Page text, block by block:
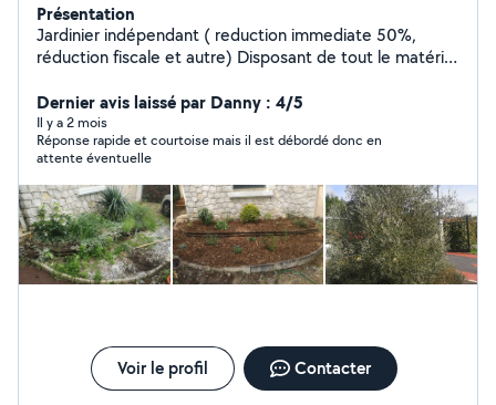
Présentation
Jardinier indépendant ( reduction immediate 50%,
réduction fiscale et autre) Disposant de tout le matériel
remorque pour évacuation. Je travail 1 jour par semaine
dans un moulin classé ou je gère les espaces vert et la
piscine il me reste donc du temps pour entretenir votre
jardin. Tonte de pelouse Taille haie, arbuste Petit et
moyen élagage Remettre en forme vos massifs etc.
Créateur de terrasse bois avec un collègue charpentier.
Dernier avis laissé par Danny : 4/5
Il y a 2 mois
Réponse rapide et courtoise mais il est débordé donc en
attente éventuelle
Voir le profil Contacter